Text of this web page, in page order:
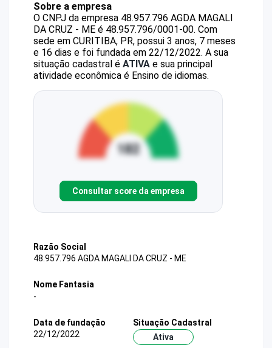
Sobre a empresa
O CNPJ da empresa 48.957.796 AGDA MAGALI
DA CRUZ - ME é 48.957.796/0001-00. Com
sede em CURITIBA, PR, possui 3 anos, 7 meses
e 16 dias e foi fundada em 22/12/2022. A sua
situação cadastral é ATIVA e sua principal
atividade econômica é Ensino de idiomas.
Consultar score da empresa
Razão Social
48.957.796 AGDA MAGALI DA CRUZ - ME
Nome Fantasia
-
Data de fundação
22/12/2022
Situação Cadastral
Ativa